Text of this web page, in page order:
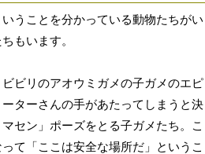
うことを分かっている動物たちがい
もいます。
ビリのアオウミガメの子ガメのエピ
ターさんの手があたってしまうと決
セン」ポーズをとる子ガメたち。こ
て「ここは安全な場所だ」というこ